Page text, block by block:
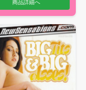
商品詳細へ